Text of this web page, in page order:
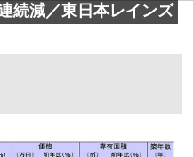
続減／東日本レインズ